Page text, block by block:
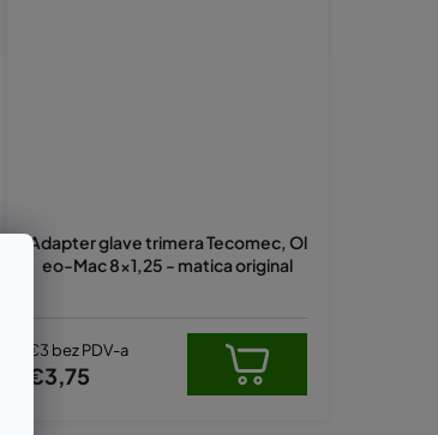
Adapter glave trimera Tecomec, Ol
eo-Mac 8x1,25 - matica original
€3 bez PDV-a
€3,75